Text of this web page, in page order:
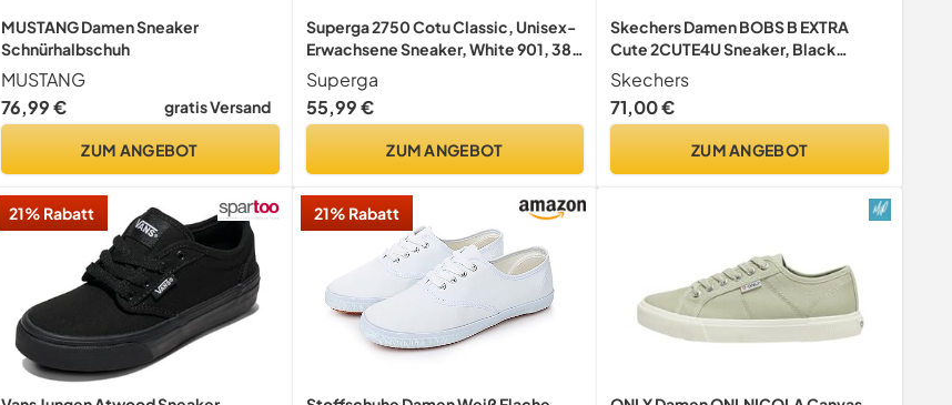
MUSTANG Damen Sneaker
Schnürhalbschuh
MUSTANG
76,99 €
gratis Versand
ZUM ANGEBOT
Superga 2750 Cotu Classic, Unisex-
Erwachsene Sneaker, White 901, 38
EU
Superga
55,99 €
ZUM ANGEBOT
Skechers Damen BOBS B EXTRA
Cute 2CUTE4U Sneaker, Black
Canvas, 39 EU
Skechers
71,00 €
ZUM ANGEBOT
21% Rabatt 21% Rabatt